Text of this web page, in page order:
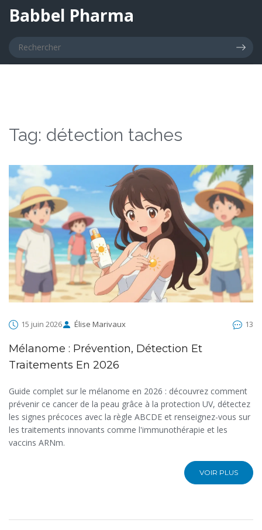
Babbel Pharma
Tag: détection taches
15 juin 2026 Élise Marivaux 13
Mélanome : Prévention, Détection Et
Traitements En 2026
Guide complet sur le mélanome en 2026 : découvrez comment
prévenir ce cancer de la peau grâce à la protection UV, détectez
les signes précoces avec la règle ABCDE et renseignez-vous sur
les traitements innovants comme l'immunothérapie et les
vaccins ARNm.
VOIR PLUS